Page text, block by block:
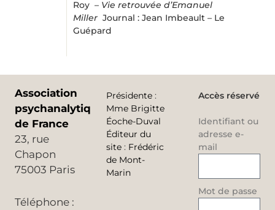
Roy – Vie retrouvée d’Emanuel
Miller Journal : Jean Imbeault – Le
Guépard
Association
psychanalytique
de France
23, rue
Chapon
75003 Paris
Téléphone :
Présidente :
Mme Brigitte
Éoche-Duval
Éditeur du
site : Frédéric
de Mont-
Marin
Accès réservé
Identifiant ou
adresse e-
mail
Mot de passe